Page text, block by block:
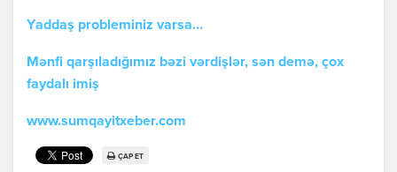
Yаddаş prоblеminiz vаrsа…
Mənfi qarşıladığımız bəzi vərdişlər, sən demə, çox
faydalı imiş
www.sumqayitxeber.com
ÇAP ET